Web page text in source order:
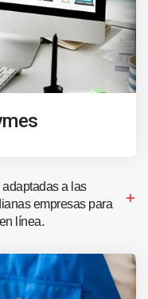
a las
empresas para
línea.